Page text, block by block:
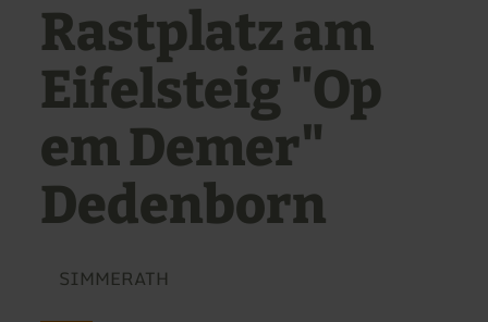
Rastplatz am
Eifelsteig "Op
em Demer"
Dedenborn
SIMMERATH